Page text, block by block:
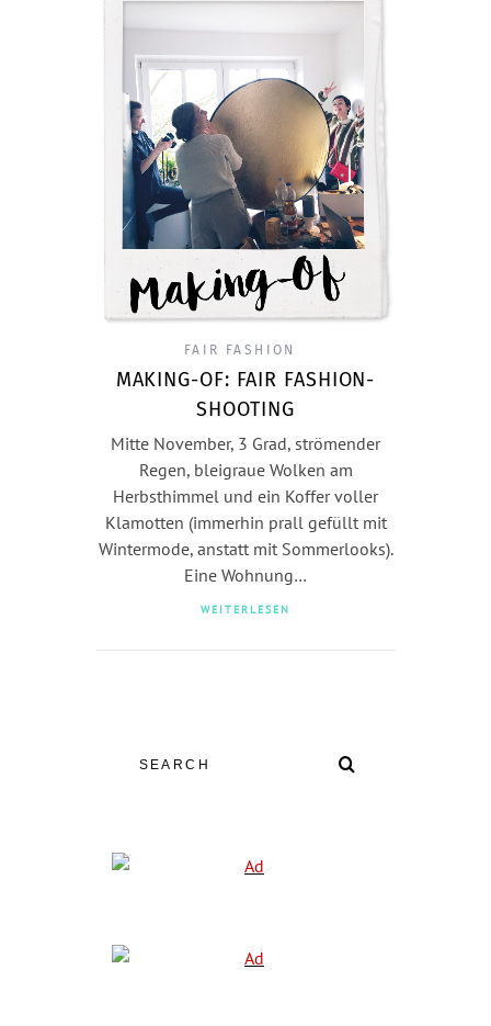
FAIR FASHION
MAKING-OF: FAIR FASHION-
SHOOTING
Mitte November, 3 Grad, strömender
Regen, bleigraue Wolken am
Herbsthimmel und ein Koffer voller
Klamotten (immerhin prall gefüllt mit
Wintermode, anstatt mit Sommerlooks).
Eine Wohnung…
WEITERLESEN